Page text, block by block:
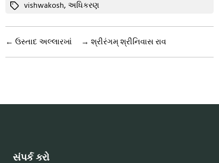
Tagsvishwakosh,અધિકરણ
← ઉસ્તાદ અલ્લારખાં → શ્રીરંગમ્ શ્રીનિવાસ રાવ
સંપર્ક કરો